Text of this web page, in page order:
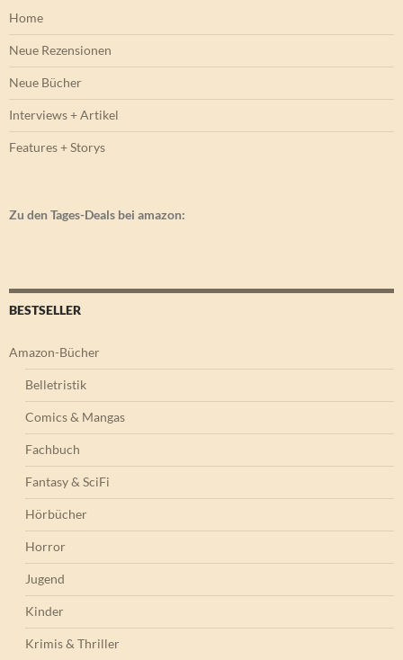
Home
Neue Rezensionen
Neue Bücher
Interviews + Artikel
Features + Storys
Zu den Tages-Deals bei amazon:
BESTSELLER
Amazon-Bücher
Belletristik
Comics & Mangas
Fachbuch
Fantasy & SciFi
Hörbücher
Horror
Jugend
Kinder
Krimis & Thriller